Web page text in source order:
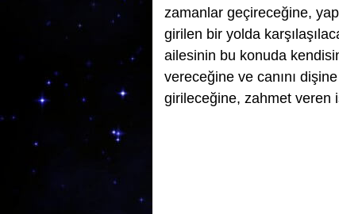
zamanlar geçireceğine,
girilen bir yolda
ailesinin bu konuda
vereceğine ve canını
girileceğine, zahmet veren